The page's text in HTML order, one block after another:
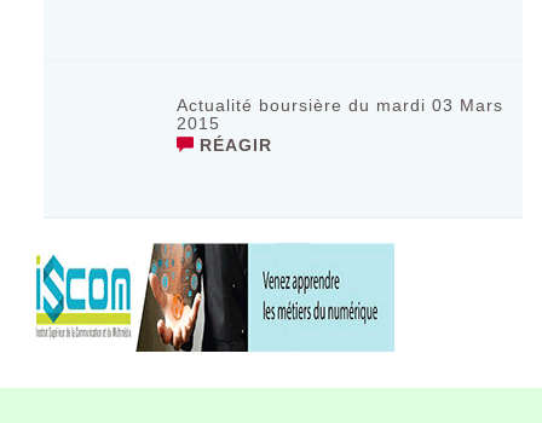
Actualité boursière du mardi 03 Mars
2015
RÉAGIR